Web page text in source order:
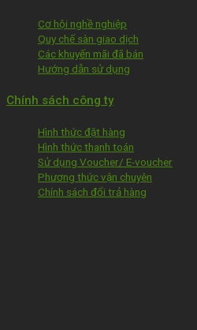
Cơ hội nghề nghiệp
Quy chế sàn giao dịch
Các khuyến mãi đã bán
Hướng dẫn sử dụng
Chính sách công ty
Hình thức đặt hàng
Hình thức thanh toán
Sử dụng Voucher/ E-voucher
Phương thức vận chuyên
Chính sách đổi trả hàng